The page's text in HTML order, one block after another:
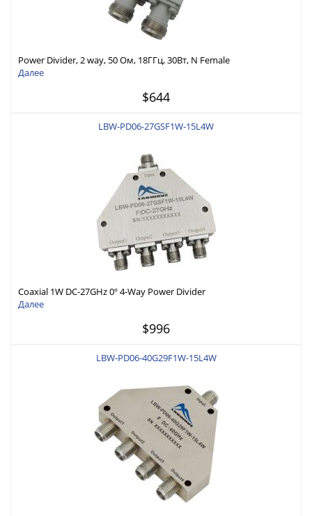
Power Divider, 2 way, 50 Ом, 18ГГц, 30Вт, N Female
Далее
$644
LBW-PD06-27GSF1W-15L4W
Coaxial 1W DC-27GHz 0º 4-Way Power Divider
Далее
$996
LBW-PD06-40G29F1W-15L4W